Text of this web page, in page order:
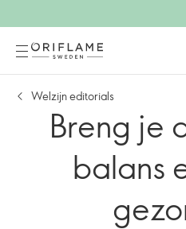
Welzijn editorials
Breng je
balans